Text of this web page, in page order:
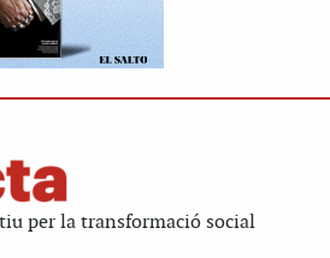
per la transformació social